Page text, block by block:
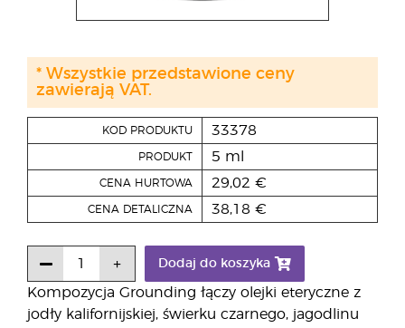
Kompozycja Grounding łączy olejki eteryczne z
jodły kalifornijskiej, świerku czarnego, jagodlinu
KOD PRODUKTU 33378
PRODUKT 5 ml
CENA HURTOWA 29,02 €
CENA DETALICZNA 38,18 €
Dodaj do koszyka
* Wszystkie przedstawione ceny
zawierają VAT.